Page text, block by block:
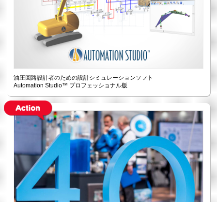
油圧回路設計者のための設計シミュレーションソフト
Automation Studio™ プロフェッショナル版